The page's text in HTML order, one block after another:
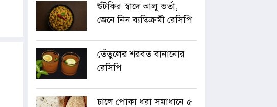
শুঁটকির স্বাদে আলু ভর্তা,
জেনে নিন ব্যতিক্রমী রেসিপি
তেঁতুলের শরবত বানানোর
রেসিপি
চালে পোকা ধরা সমাধানে ৫